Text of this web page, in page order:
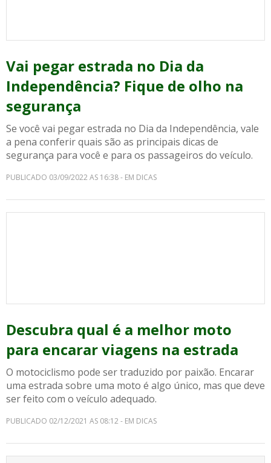
Vai pegar estrada no Dia da
Independência? Fique de olho na
segurança
Se você vai pegar estrada no Dia da Independência, vale
a pena conferir quais são as principais dicas de
segurança para você e para os passageiros do veículo.
PUBLICADO 03/09/2022 AS 16:38 - EM DICAS
Descubra qual é a melhor moto
para encarar viagens na estrada
O motociclismo pode ser traduzido por paixão. Encarar
uma estrada sobre uma moto é algo único, mas que deve
ser feito com o veículo adequado.
PUBLICADO 02/12/2021 AS 08:12 - EM DICAS